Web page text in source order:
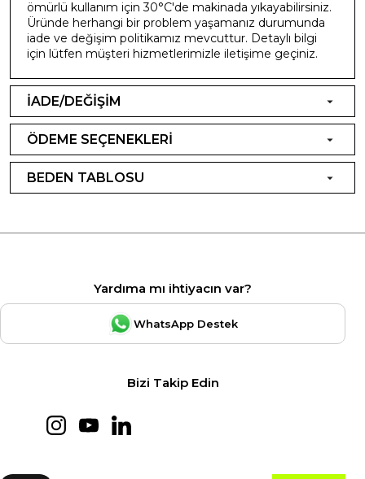
ömürlü kullanım için 30°C'de makinada yıkayabilirsiniz.
Üründe herhangi bir problem yaşamanız durumunda
iade ve değişim politikamız mevcuttur. Detaylı bilgi
için lütfen müşteri hizmetlerimizle iletişime geçiniz.
İADE/DEĞİŞİM
ÖDEME SEÇENEKLERİ
BEDEN TABLOSU
Yardıma mı ihtiyacın var?
WhatsApp Destek
Bizi Takip Edin